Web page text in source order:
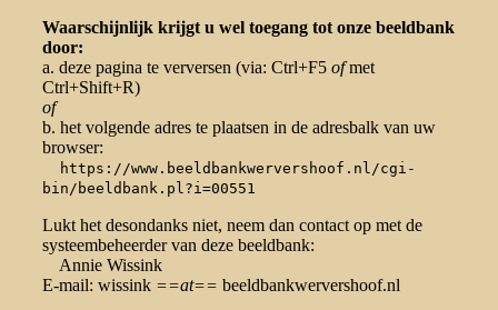
Waarschijnlijk krijgt u wel toegang tot onze beeldbank
door:
a. deze pagina te verversen (via: Ctrl+F5 ofmet
Ctrl+Shift+R)
of
b. het volgende adres te plaatsen in de adresbalk van uw
browser:
https://www.beeldbankwervershoof.nl/cgi-
bin/beeldbank.pl?i=00551
Lukt het desondanks niet, neem dan contact op met de
systeembeheerder van deze beeldbank:
Annie Wissink
E-mail: wissink ==at== beeldbankwervershoof.nl